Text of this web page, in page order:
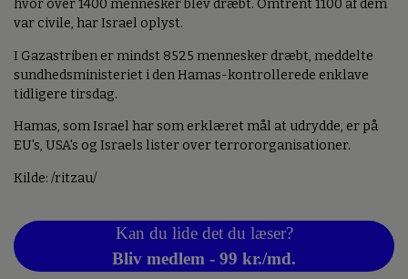
hvor over 1400 mennesker blev dræbt. Omtrent 1100 af dem
var civile, har Israel oplyst.
I Gazastriben er mindst 8525 mennesker dræbt, meddelte
sundhedsministeriet i den Hamas-kontrollerede enklave
tidligere tirsdag.
Hamas, som Israel har som erklæret mål at udrydde, er på
EU's, USA's og Israels lister over terrororganisationer.
Kilde: /ritzau/
Kan du lide det du læser?
Bliv medlem - 99 kr./md.